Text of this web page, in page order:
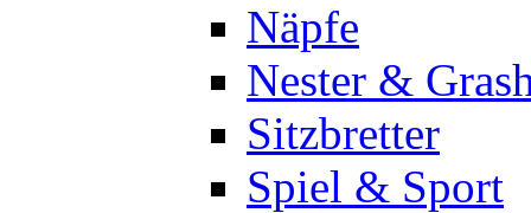
Näpfe
Nester &
Sitzbretter
Spiel & Sport